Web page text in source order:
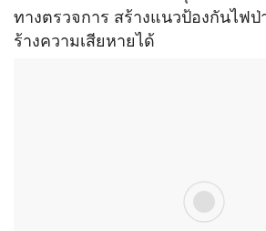
ทางตรวจการ สร้างแนวป้องกันไฟป่
ร้างความเสียหายได้